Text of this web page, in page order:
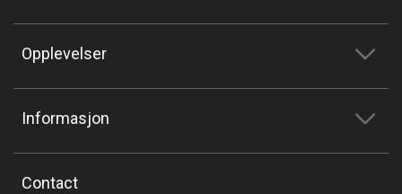
Opplevelser
Informasjon
Contact